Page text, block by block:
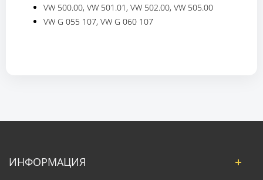
VW 500.00, VW 501.01, VW 502.00, VW 505.00
VW G 055 107, VW G 060 107
ИНФОРМАЦИЯ